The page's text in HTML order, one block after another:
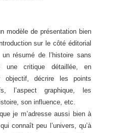
modèle de présentation bien
sur le côté éditorial
résumé de l’histoire sans
une critique détaillée, en
objectif, décrire les points
l’aspect graphique, les
son influence, etc.
je m’adresse aussi bien à
connaît peu l’univers, qu’à